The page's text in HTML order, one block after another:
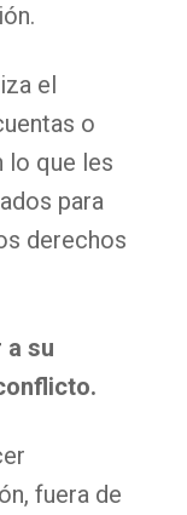
el
o
lo que les
para
derechos
a su
fuera de